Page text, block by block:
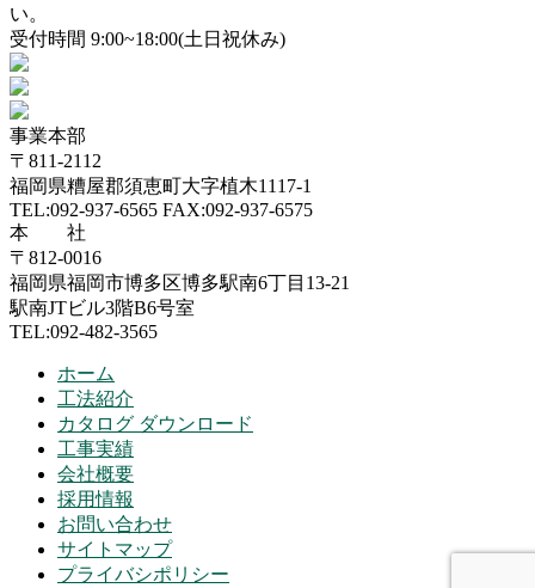
い。
受付時間 9:00~18:00(土日祝休み)
事業本部
〒811-2112
福岡県糟屋郡須恵町大字植木1117-1
TEL:092-937-6565 FAX:092-937-6575
本 社
〒812-0016
福岡県福岡市博多区博多駅南6丁目13-21
駅南JTビル3階B6号室
TEL:092-482-3565
ホーム
工法紹介
カタログ ダウンロード
工事実績
会社概要
採用情報
お問い合わせ
サイトマップ
プライバシポリシー